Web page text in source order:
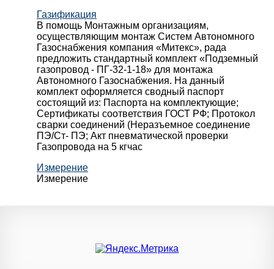
Газификация
В помощь Монтажным организациям,
осуществляющим монтаж Систем Автономного
Газоснабжения компания «Митекс», рада
предложить стандартный комплект «Подземный
газопровод - ПГ-32-1-18» для монтажа
Автономного Газоснабжения. На данный
комплект оформляется сводный паспорт
состоящий из: Паспорта на комплектующие;
Сертификаты соответствия ГОСТ РФ; Протокол
сварки соединений (Неразъемное соединение
ПЭ/Ст- ПЭ; Акт пневматической проверки
Газопровода на 5 кгчас
Измерение
Измерение